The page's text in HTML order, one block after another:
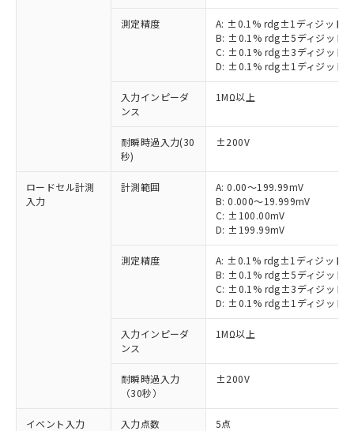
測定精度
A: ±0.1% rdg±1ディジット
B: ±0.1% rdg±5ディジット
C: ±0.1% rdg±3ディジット
D: ±0.1% rdg±1ディジット
入力インピーダ
ンス
1MΩ以上
耐瞬時過入力(30
秒)
±200V
ロードセル計測
入力
計測範囲
A: 0.00～199.99mV
B: 0.000～19.999mV
C: ±100.00mV
D: ±199.99mV
測定精度
A: ±0.1% rdg±1ディジット
B: ±0.1% rdg±5ディジット
C: ±0.1% rdg±3ディジット
D: ±0.1% rdg±1ディジット
入力インピーダ
ンス
1MΩ以上
耐瞬時過入力
（30秒）
±200V
イベント入力 入力点数 5点